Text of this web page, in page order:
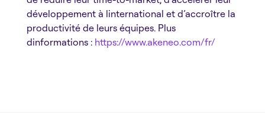
développement à linternational et d’accroître la
productivité de leurs équipes. Plus
dinformations : https://www.akeneo.com/fr/